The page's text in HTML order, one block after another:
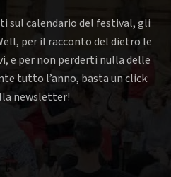
sul calendario del festival, gli
per il racconto del dietro le
e per non perderti nulla delle
tutto l’anno, basta un click:
newsletter!